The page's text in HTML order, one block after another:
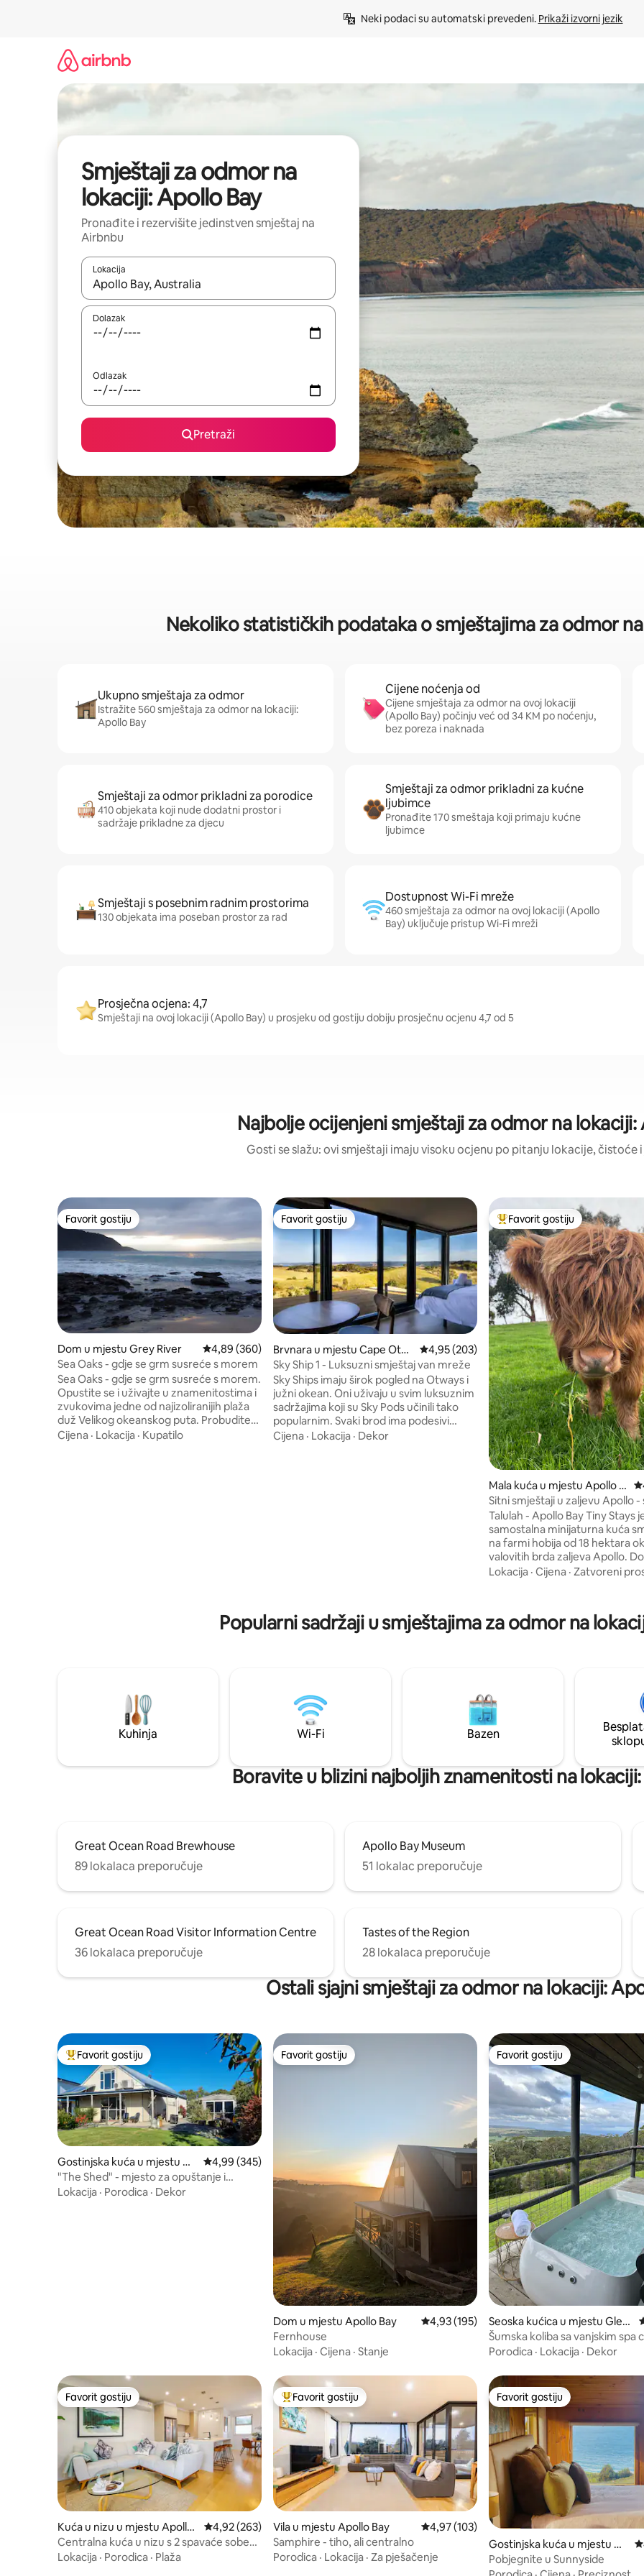
Neki podaci su automatski prevedeni. Prikaži izvorni jezik
Smještaji za odmor na
lokaciji: Apollo Bay
Pronađite i rezervišite jedinstven smještaj na
Airbnbu
Lokacija
Kad rezultati budu dostupni, krećite se gore i dolje pomoću strelica ili ih pregledajte dodirom ili povlačenjem prsta.
Dolazak
Odlazak
Pretraži
Nekoliko statističkih podataka o smještajima za odmor
Ukupno smještaja za odmor
Istražite 560 smještaja za odmor na lokaciji:
Apollo Bay
Cijene noćenja od
Cijene smještaja za odmor na ovoj lokaciji
(Apollo Bay) počinju već od 34 KM po noćenju,
bez poreza i naknada
Smještaji za odmor prikladni za porodice
410 objekata koji nude dodatni prostor i
sadržaje prikladne za djecu
Smještaji za odmor prikladni za kućne
ljubimce
Pronađite 170 smeštaja koji primaju kućne
ljubimce
Smještaji s posebnim radnim prostorima
130 objekata ima poseban prostor za rad
Dostupnost Wi-Fi mreže
460 smještaja za odmor na ovoj lokaciji (Apollo
Bay) uključuje pristup Wi-Fi mreži
Prosječna ocjena: 4,7
Smještaji na ovoj lokaciji (Apollo Bay) u prosjeku od gostiju dobiju prosječnu ocjenu 4,7 od 5
Najbolje ocijenjeni smještaji za odmor na lokaciji:
Gosti se slažu: ovi smještaji imaju visoku ocjenu po pitanju lokacije, čistoće
Favorit gostiju
Favorit gostiju
Dom u mjestu Grey River Prosječna ocjena: 4,89 od 5, recenzija: 360
4,89 (360)
Sea Oaks - gdje se grm susreće s morem
Sea Oaks - gdje se grm susreće s morem.
Opustite se i uživajte u znamenitostima i
zvukovima jedne od najizoliranijih plaža
duž Velikog okeanskog puta. Probudite
se uz prelijepa svitanja iznad vode i
Cijena · Lokacija · Kupatilo
Favorit gostiju
Favorit gostiju
Brvnara u mjestu Cape Otw
ay
Prosječna ocjena: 4,95 od 5, recenzija: 203
4,95 (203)
Sky Ship 1 - Luksuzni smještaj van mreže
Sky Ships imaju širok pogled na Otways i
južni okean. Oni uživaju u svim luksuznim
sadržajima koji su Sky Pods učinili tako
popularnim. Svaki brod ima podesivi
daljinski upravljač, bračni krevet u
Cijena · Lokacija · Dekor
Glavni favorit gostiju
Favorit gostiju
Mala kuća u mjestu Apollo B
ay
Sitni smještaji u zaljevu Apollo -
na farmi Tiny Talulah
Talulah - Apollo Bay Tiny Stays
samostalna minijaturna kuća
na farmi hobija od 18 hektara
valovitih brda zaljeva Apollo.
posjetite našu zvjernicu
pješčane plaže, lokalnih
centra grada. Nakon
istraživanja i uživanja u lokalnim
otvorenom koja vodi u vedru
noć.
Lokacija · Cijena · Zatvoreni
Popularni sadržaji u smještajima za odmor na
Kuhinja Wi-Fi Bazen
Boravite u blizini najboljih znamenitosti na
Great Ocean Road Brewhouse
89 lokalaca preporučuje
Apollo Bay Museum
51 lokalac preporučuje
Great Ocean Road Visitor Information Centre
36 lokalaca preporučuje
Tastes of the Region
28 lokalaca preporučuje
Ostali sjajni smještaji za odmor na lokaciji:
Glavni favorit gostiju
Favorit gostiju
Gostinjska kuća u mjestu Ma
rengo
Prosječna ocjena: 4,99 od 5, recenzija: 345
4,99 (345)
"The Shed" - mjesto za opuštanje i
uživanje.
Lokacija · Porodica · Dekor
Favorit gostiju
Favorit gostiju
Dom u mjestu Apollo Bay Prosječna ocjena: 4,93 od 5, recenzija: 195
4,93 (195)
Fernhouse
Lokacija · Cijena · Stanje
Favorit gostiju
Favorit gostiju
Seoska kućica u mjestu Glen
aire
Šumska koliba sa vanjskim spa
nevjerovatnim pogledom
Porodica · Lokacija · Dekor
Favorit gostiju
Favorit gostiju
Kuća u nizu u mjestu Apollo
Bay
Prosječna ocjena: 4,92 od 5, recenzija: 263
4,92 (263)
Centralna kuća u nizu s 2 spavaće sobe
na plaži
Lokacija · Porodica · Plaža
Glavni favorit gostiju
Favorit gostiju
Vila u mjestu Apollo Bay Prosječna ocjena: 4,97 od 5, recenzija: 103
4,97 (103)
Samphire - tiho, ali centralno
Porodica · Lokacija · Za pješačenje
Favorit gostiju
Favorit gostiju
Gostinjska kuća u mjestu W
ongarra
Pobjegnite u Sunnyside